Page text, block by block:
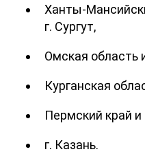
Ханты-
г. Сургут,
Омская область
Курганская
Пермский край и
г. Казань.